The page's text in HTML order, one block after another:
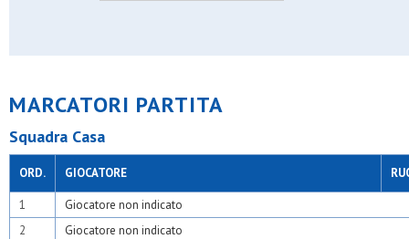
Virtus bovisio
MARCATORI PARTITA
Squadra Casa
ORD. GIOCATORE
1
Giocatore non indicato
2
Giocatore non indicato